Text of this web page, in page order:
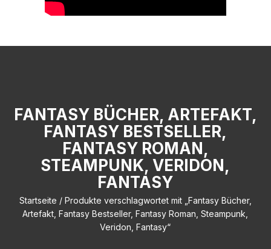
FANTASY BÜCHER, ARTEFAKT,
FANTASY BESTSELLER,
FANTASY ROMAN,
STEAMPUNK, VERIDON,
FANTASY
Startseite / Produkte verschlagwortet mit „Fantasy Bücher,
Artefakt, Fantasy Bestseller, Fantasy Roman, Steampunk,
Veridon, Fantasy“